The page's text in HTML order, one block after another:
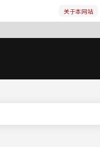
关于本网站